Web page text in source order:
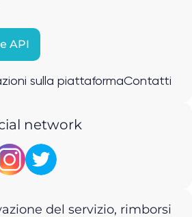
API
sulla piattaformaContatti
network
del servizio, rimborsi